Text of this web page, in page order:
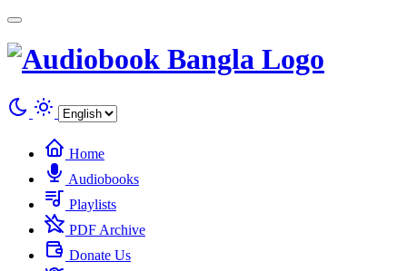
Home
Audiobooks
Playlists
PDF Archive
Donate Us